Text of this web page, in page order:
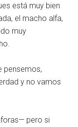
está muy bien
el macho alfa,
muy
pensemos,
y no vamos
pero si